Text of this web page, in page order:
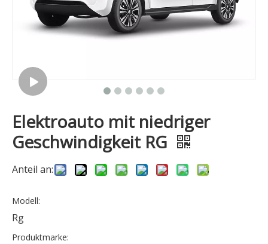
Elektroauto mit niedriger
Geschwindigkeit RG
Anteil an:
Modell:
Rg
Produktmarke: